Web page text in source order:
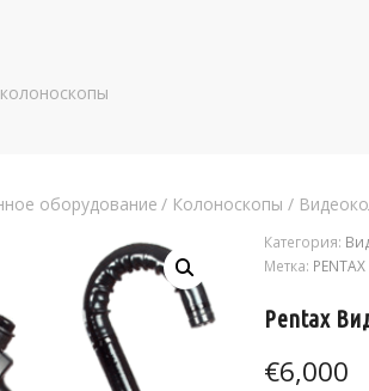
оборудование / Колоноскопы /
Категория:
Метка: PENTAX
Pentax
€6,000